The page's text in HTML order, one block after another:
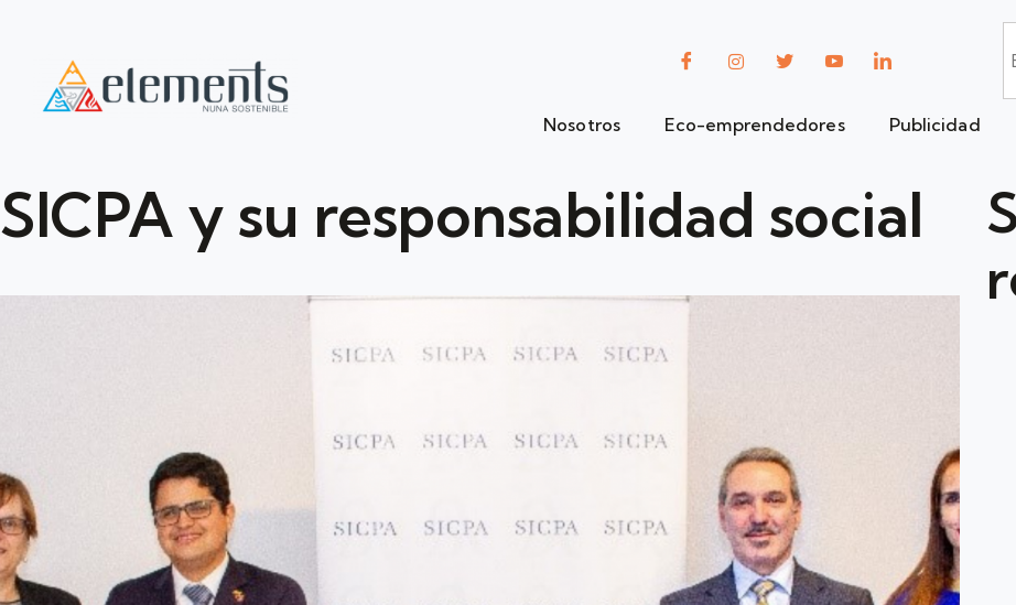
Nosotros Eco-emprendedores Publicidad
SICPA y su responsabilidad social